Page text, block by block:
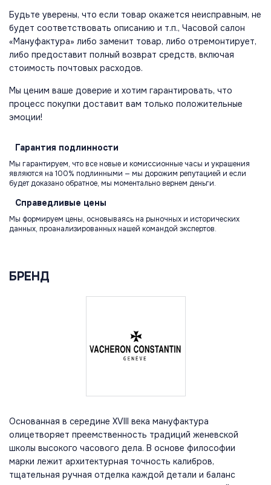
Будьте уверены, что если товар окажется неисправным, не
будет соответствовать описанию и т.п., Часовой салон
«Мануфактура» либо заменит товар, либо отремонтирует,
либо предоставит полный возврат средств, включая
стоимость почтовых расходов.
Мы ценим ваше доверие и хотим гарантировать, что
процесс покупки доставит вам только положительные
эмоции!
Гарантия подлинности
Мы гарантируем, что все новые и комиссионные часы и украшения
являются на 100% подлинными — мы дорожим репутацией и если
будет доказано обратное, мы моментально вернем деньги.
Справедливые цены
Мы формируем цены, основываясь на рыночных и исторических
данных, проанализированных нашей командой экспертов.
БРЕНД
Основанная в середине XVIII века мануфактура
олицетворяет преемственность традиций женевской
школы высокого часового дела. В основе философии
марки лежит архитектурная точность калибров,
тщательная ручная отделка каждой детали и баланс